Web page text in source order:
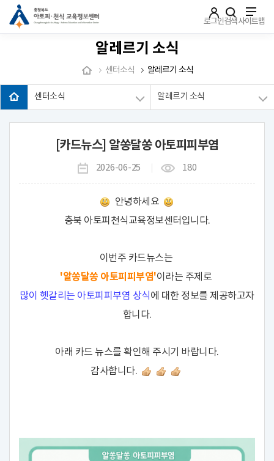
로그인검색사이트맵
알레르기 소식
센터소식 알레르기 소식
센터소식 알레르기 소식
[카드뉴스] 알쏭달쏭 아토피피부염
2026-06-25 180
안녕하세요
충북 아토피천식교육정보센터입니다.
이번주 카드뉴스는
'알쏭달쏭 아토피피부염'이라는 주제로
많이 헷갈리는 아토피피부염 상식에 대한 정보를 제공하고자
합니다.
아래 카드 뉴스를 확인해 주시기 바랍니다.
감사합니다.